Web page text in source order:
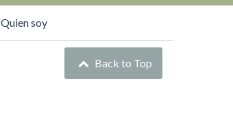
Quien soy
Back to Top